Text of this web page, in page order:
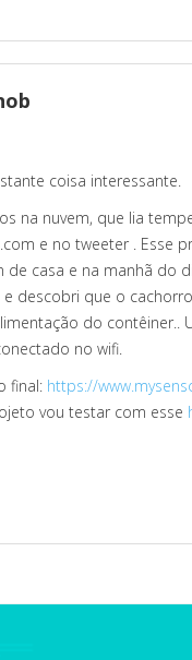
coisa interessante.
na nuvem, que lia
e no tweeter . Esse
de casa e na manhã do
e descobri que o
do contêiner..
no wifi.
final: https://
vou testar com esse